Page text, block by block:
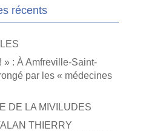
récents
» : À Amfreville-Saint-
par les « médecines
DE LA MIVILUDES
THIERRY